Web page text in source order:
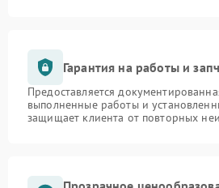
Гарантия на работы и
Предоставляется
выполненные работы и
защищает клиента от повторных